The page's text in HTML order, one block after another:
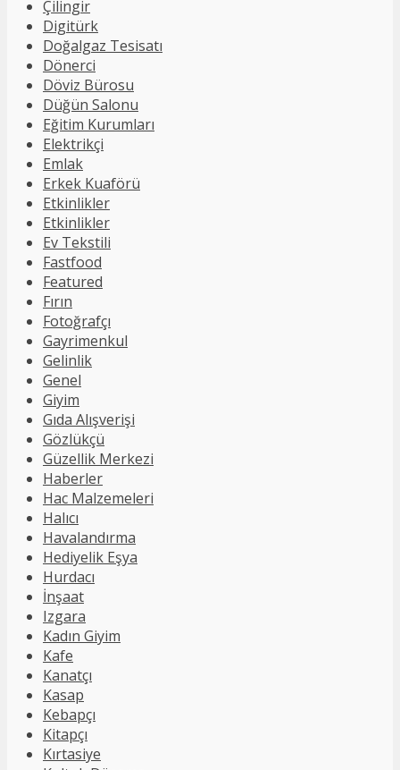
Çilingir
Digitürk
Doğalgaz Tesisatı
Dönerci
Döviz Bürosu
Düğün Salonu
Eğitim Kurumları
Elektrikçi
Emlak
Erkek Kuaförü
Etkinlikler
Etkinlikler
Ev Tekstili
Fastfood
Featured
Fırın
Fotoğrafçı
Gayrimenkul
Gelinlik
Genel
Giyim
Gıda Alışverişi
Gözlükçü
Güzellik Merkezi
Haberler
Hac Malzemeleri
Halıcı
Havalandırma
Hediyelik Eşya
Hurdacı
İnşaat
Izgara
Kadın Giyim
Kafe
Kanatçı
Kasap
Kebapçı
Kitapçı
Kırtasiye